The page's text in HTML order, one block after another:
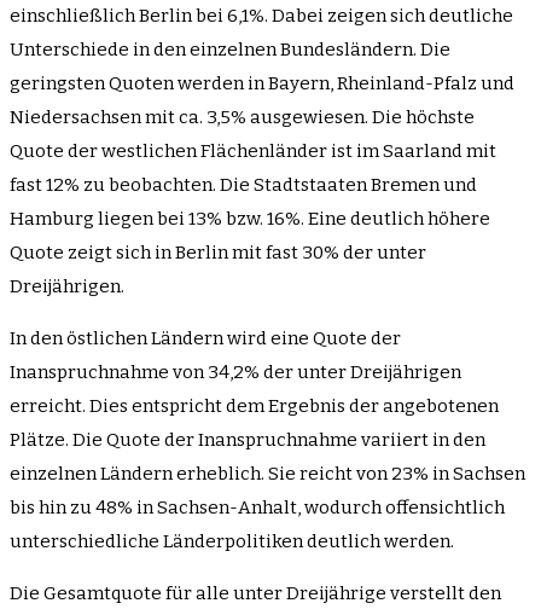
einschließlich Berlin bei 6,1%. Dabei zeigen sich deutliche
Unterschiede in den einzelnen Bundesländern. Die
geringsten Quoten werden in Bayern, Rheinland-Pfalz und
Niedersachsen mit ca. 3,5% ausgewiesen. Die höchste
Quote der westlichen Flächenländer ist im Saarland mit
fast 12% zu beobachten. Die Stadtstaaten Bremen und
Hamburg liegen bei 13% bzw. 16%. Eine deutlich höhere
Quote zeigt sich in Berlin mit fast 30% der unter
Dreijährigen.
In den östlichen Ländern wird eine Quote der
Inanspruchnahme von 34,2% der unter Dreijährigen
erreicht. Dies entspricht dem Ergebnis der angebotenen
Plätze. Die Quote der Inanspruchnahme variiert in den
einzelnen Ländern erheblich. Sie reicht von 23% in Sachsen
bis hin zu 48% in Sachsen-Anhalt, wodurch offensichtlich
unterschiedliche Länderpolitiken deutlich werden.
Die Gesamtquote für alle unter Dreijährige verstellt den